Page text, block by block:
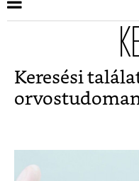
Keresési